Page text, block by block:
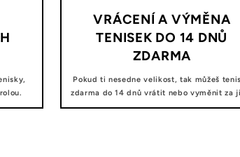
VRÁCENÍ A VÝMĚNA
TENISEK DO 14 DNŮ
ZDARMA
Pokud ti nesedne velikost, tak můžeš
zdarma do 14 dnů vrátit nebo vyměnit za